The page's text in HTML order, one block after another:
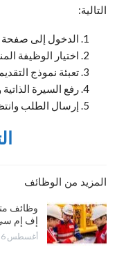
التالية:
الدخول إلى صفحة
اختيار الوظيفة
تعبئة نموذج التقديم
رفع السيرة
إرسال الطلب
المزيد من الوظائف
وظائف
إف إم
أغسطس 6, 2026